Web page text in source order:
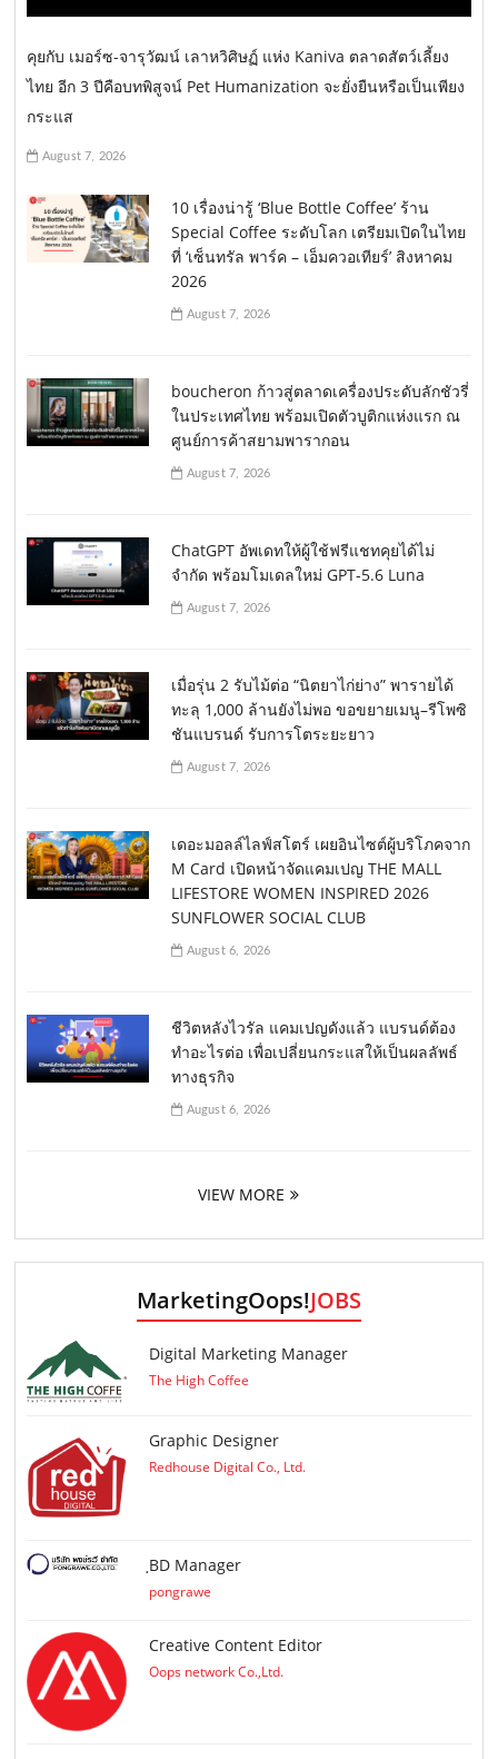
nคุยกับ เมอร์ซ-จารุวัฒน์ เลาหวิศิษฏ์ แห่ง Kaniva ตลาดสัตว์เลี้ยง
ไทย อีก 3 ปีคือบทพิสูจน์ Pet Humanization จะยั่งยืนหรือเป็นเพียง
กระแส
August 7, 2026
10 เรื่องน่ารู้ ‘Blue Bottle Coffee’ ร้าน
Special Coffee ระดับโลก เตรียมเปิดในไทย
ที่ ‘เซ็นทรัล พาร์ค – เอ็มควอเทียร์’ สิงหาคม
2026
August 7, 2026
boucheron ก้าวสู่ตลาดเครื่องประดับลักชัวรี่
ในประเทศไทย พร้อมเปิดตัวบูติกแห่งแรก ณ
ศูนย์การค้าสยามพารากอน
August 7, 2026
ChatGPT อัพเดทให้ผู้ใช้ฟรีแชทคุยได้ไม่
จำกัด พร้อมโมเดลใหม่ GPT-5.6 Luna
August 7, 2026
เมื่อรุ่น 2 รับไม้ต่อ “นิตยาไก่ย่าง” พารายได้
ทะลุ 1,000 ล้านยังไม่พอ ขอขยายเมนู–รีโพซิ
ชันแบรนด์ รับการโตระยะยาว
August 7, 2026
เดอะมอลล์ไลฟ์สโตร์ เผยอินไซต์ผู้บริโภคจาก
M Card เปิดหน้าจัดแคมเปญ THE MALL
LIFESTORE WOMEN INSPIRED 2026
SUNFLOWER SOCIAL CLUB
August 6, 2026
ชีวิตหลังไวรัล แคมเปญดังแล้ว แบรนด์ต้อง
ทำอะไรต่อ เพื่อเปลี่ยนกระแสให้เป็นผลลัพธ์
ทางธุรกิจ
August 6, 2026
VIEW MORE
MarketingOops!JOBS
Digital Marketing Manager
The High Coffee
Graphic Designer
Redhouse Digital Co., Ltd.
ฺBD Manager
pongrawe
Creative Content Editor
Oops network Co.,Ltd.